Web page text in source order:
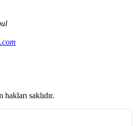
saklıdır.